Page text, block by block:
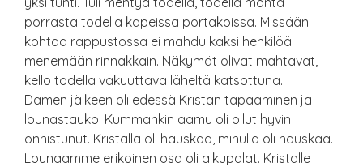
porrasta todella kapeissa portakoissa. Missään
kohtaa rappustossa ei mahdu kaksi henkilöä
menemään rinnakkain. Näkymät olivat mahtavat,
kello todella vakuuttava läheltä katsottuna.
Damen jälkeen oli edessä Kristan tapaaminen ja
lounastauko. Kummankin aamu oli ollut hyvin
onnistunut. Kristalla oli hauskaa, minulla oli hauskaa.
Lounaamme erikoinen osa oli alkupalat. Kristalle